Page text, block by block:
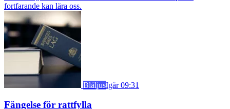
fortfarande kan lära oss.
BlåljusIgår 09:31
Fängelse för rattfylla